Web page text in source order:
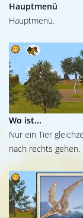
Hauptmenü
Hauptmenü.
Wo ist...
Nur ein Tier
nach rechts gehen.